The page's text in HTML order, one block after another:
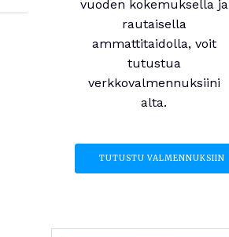
vuoden kokemuksella ja
rautaisella
ammattitaidolla, voit
tutustua
verkkovalmennuksiini
alta.
TUTUSTU VALMENNUKSIIN